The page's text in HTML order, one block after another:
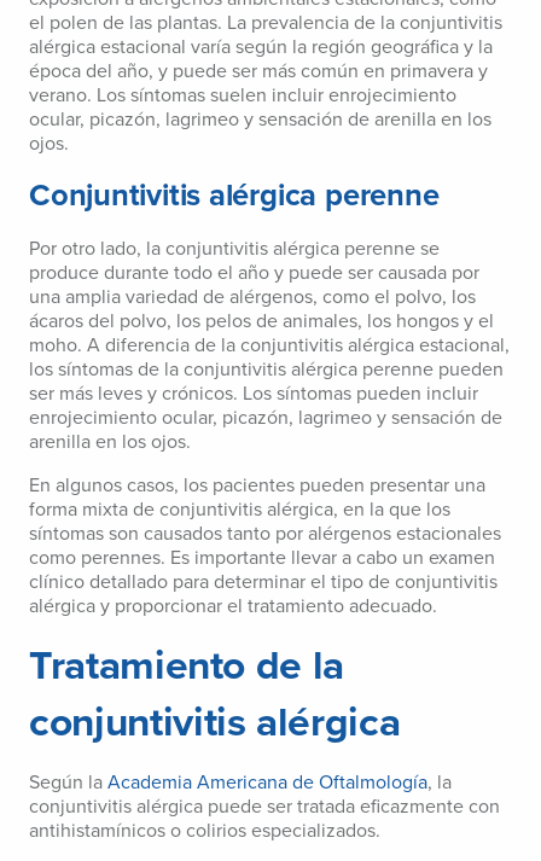
el polen de las plantas. La prevalencia de la conjuntivitis
alérgica estacional varía según la región geográfica y la
época del año, y puede ser más común en primavera y
verano. Los síntomas suelen incluir enrojecimiento
ocular, picazón, lagrimeo y sensación de arenilla en los
ojos.
Conjuntivitis alérgica perenne
Por otro lado, la conjuntivitis alérgica perenne se
produce durante todo el año y puede ser causada por
una amplia variedad de alérgenos, como el polvo, los
ácaros del polvo, los pelos de animales, los hongos y el
moho. A diferencia de la conjuntivitis alérgica estacional,
los síntomas de la conjuntivitis alérgica perenne pueden
ser más leves y crónicos. Los síntomas pueden incluir
enrojecimiento ocular, picazón, lagrimeo y sensación de
arenilla en los ojos.
En algunos casos, los pacientes pueden presentar una
forma mixta de conjuntivitis alérgica, en la que los
síntomas son causados tanto por alérgenos estacionales
como perennes. Es importante llevar a cabo un examen
clínico detallado para determinar el tipo de conjuntivitis
alérgica y proporcionar el tratamiento adecuado.
Tratamiento de la
conjuntivitis alérgica
Según la Academia Americana de Oftalmología, la
conjuntivitis alérgica puede ser tratada eficazmente con
antihistamínicos o colirios especializados.